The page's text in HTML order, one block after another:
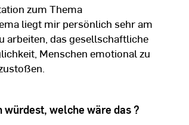
zum Thema
liegt mir persönlich sehr am
arbeiten, das gesellschaftliche
Menschen emotional zu
würdest, welche wäre das ?